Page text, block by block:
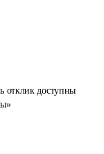
отклик доступны